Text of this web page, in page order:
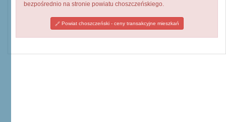
bezpośrednio na stronie powiatu choszczeńskiego.
Powiat choszczeński - ceny transakcyjne mieszkań